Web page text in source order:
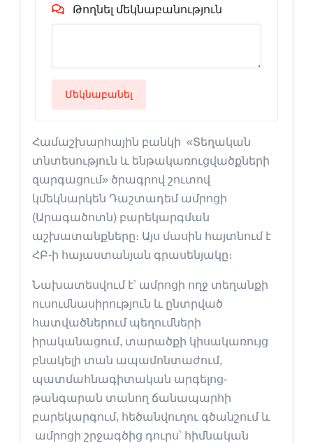
Թողնել մեկնաբանություն
Մեկնաբանել
Համաշխարհային բանկի «Տեղական
տնտեսություն և ենթակառուցվածքների
զարգացում» ծրագրով շուտով
կմեկնարկեն Դաշտադեմ ամրոցի
(Արագածոտն) բարեկարգման
աշխատանքները։ Այս մասին հայտնում է
ՀԲ-ի հայաստանյան գրասենյակը։
Նախատեսվում է՝ ամրոցի ողջ տեղանքի
ուսումնասիրություն և ընտրված
հատվածներում պեղումների
իրականացում, տարածքի կիսակառույց
բնակելի տան ապամոնտաժում,
պատմահնագիտական արգելոց-
թանգարան տանող ճանապարհի
բարեկարգում, հեծանվուղու գծանշում և
ամրոցի շրջագծից դուրս՝ հիմնական